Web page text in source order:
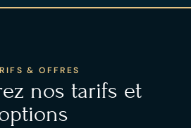
& OFFRES
nos tarifs et